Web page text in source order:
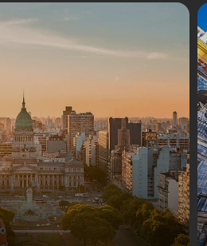
Sprachreisen Argentinien